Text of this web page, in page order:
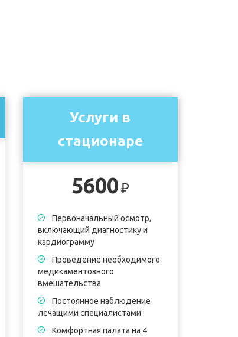
Услуги в
стационаре
5600₽
Первоначальный осмотр,
включающий диагностику и
кардиограмму
Проведение необходимого
медикаментозного
вмешательства
Постоянное наблюдение
лечащими специалистами
Комфортная палата на 4